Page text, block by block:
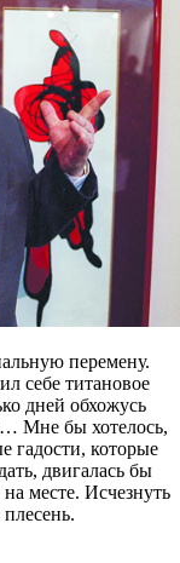
перемену.
себе титановое
дней обхожусь
Мне бы хотелось,
гадости, которые
двигалась бы
месте. Исчезнуть